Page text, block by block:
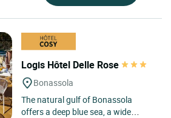
Logis Hôtel Delle Rose
Bonassola
The natural gulf of Bonassola
offers a deep blue sea, a wide